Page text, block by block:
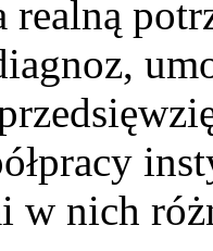
realną
w nich